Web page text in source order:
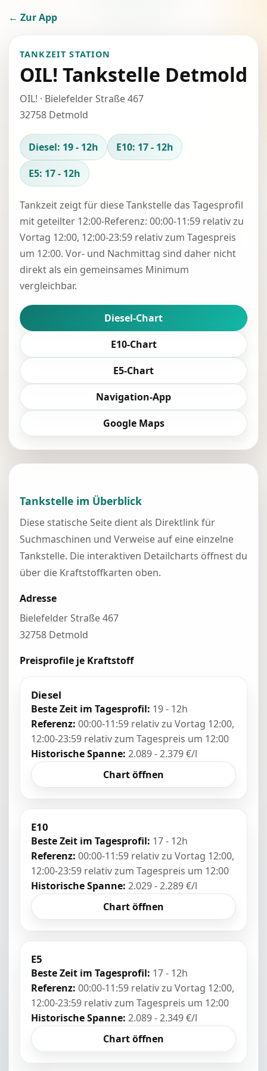
← Zur App
TANKZEIT STATION
OIL! Tankstelle Detmold
OIL! · Bielefelder Straße 467
32758 Detmold
Diesel: 19 - 12h
E10: 17 - 12h
E5: 17 - 12h
Tankzeit zeigt für diese Tankstelle das Tagesprofil
mit geteilter 12:00-Referenz: 00:00-11:59 relativ zu
Vortag 12:00, 12:00-23:59 relativ zum Tagespreis
um 12:00. Vor- und Nachmittag sind daher nicht
direkt als ein gemeinsames Minimum
vergleichbar.
Diesel-Chart
E10-Chart
E5-Chart
Navigation-App
Google Maps
Tankstelle im Überblick
Diese statische Seite dient als Direktlink für
Suchmaschinen und Verweise auf eine einzelne
Tankstelle. Die interaktiven Detailcharts öffnest du
über die Kraftstoffkarten oben.
Adresse
Bielefelder Straße 467
32758 Detmold
Preisprofile je Kraftstoff
Diesel
Beste Zeit im Tagesprofil: 19 - 12h
Referenz: 00:00-11:59 relativ zu Vortag 12:00,
12:00-23:59 relativ zum Tagespreis um 12:00
Historische Spanne: 2.089 - 2.379 €/l
Chart öffnen
E10
Beste Zeit im Tagesprofil: 17 - 12h
Referenz: 00:00-11:59 relativ zu Vortag 12:00,
12:00-23:59 relativ zum Tagespreis um 12:00
Historische Spanne: 2.029 - 2.289 €/l
Chart öffnen
E5
Beste Zeit im Tagesprofil: 17 - 12h
Referenz: 00:00-11:59 relativ zu Vortag 12:00,
12:00-23:59 relativ zum Tagespreis um 12:00
Historische Spanne: 2.089 - 2.349 €/l
Chart öffnen